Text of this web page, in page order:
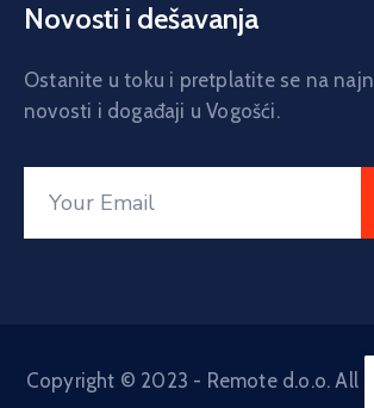
Novosti i dešavanja
Ostanite u toku i pretplatite se na
novosti i događaji u Vogošći.
Copyright © 2023 - Remote d.o.o. All